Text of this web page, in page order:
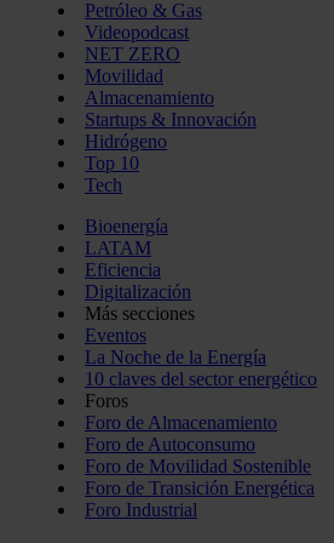
Petróleo & Gas
Videopodcast
NET ZERO
Movilidad
Almacenamiento
Startups & Innovación
Hidrógeno
Top 10
Tech
Bioenergía
LATAM
Eficiencia
Digitalización
Más secciones
Eventos
La Noche de la Energía
10 claves del sector energético
Foros
Foro de Almacenamiento
Foro de Autoconsumo
Foro de Movilidad Sostenible
Foro de Transición Energética
Foro Industrial